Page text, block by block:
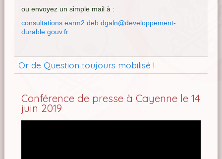
ou envoyez un simple mail à :
consultations.earm2.deb.dgaln@developpement-
durable.gouv.fr
Or de Question toujours mobilisé !
Conférence de presse à Cayenne le 14
juin 2019